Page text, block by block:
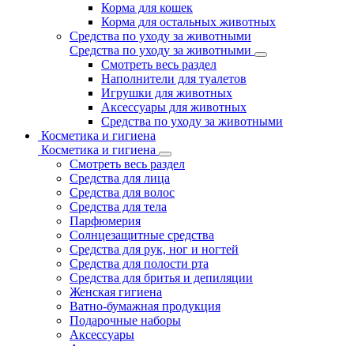
Корма для кошек
Корма для остальных животных
Средства по уходу за животными
Средства по уходу за животными
Смотреть весь раздел
Наполнители для туалетов
Игрушки для животных
Аксессуары для животных
Средства по уходу за животными
Косметика и гигиена
Косметика и гигиена
Смотреть весь раздел
Средства для лица
Средства для волос
Средства для тела
Парфюмерия
Солнцезащитные средства
Средства для рук, ног и ногтей
Средства для полости рта
Средства для бритья и депиляции
Женская гигиена
Ватно-бумажная продукция
Подарочные наборы
Аксессуары